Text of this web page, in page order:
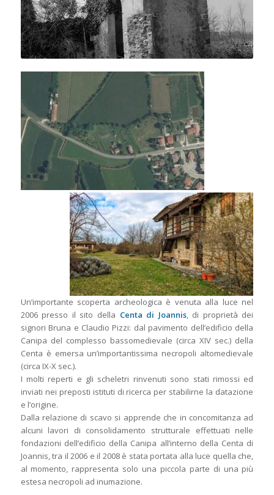
Un’importante scoperta archeologica è venuta alla luce nel
2006 presso il sito della Centa di Joannis, di proprietà dei
signori Bruna e Claudio Pizzi: dal pavimento dell’edificio della
Canipa del complesso bassomedievale (circa XIV sec.) della
Centa è emersa un’importantissima necropoli altomedievale
(circa IX-X sec.).
I molti reperti e gli scheletri rinvenuti sono stati rimossi ed
inviati nei preposti istituti di ricerca per stabilirne la datazione
e l’origine.
Dalla relazione di scavo si apprende che in concomitanza ad
alcuni lavori di consolidamento strutturale effettuati nelle
fondazioni dell’edificio della Canipa all’interno della Centa di
Joannis, tra il 2006 e il 2008 è stata portata alla luce quella che,
al momento, rappresenta solo una piccola parte di una più
estesa necropoli ad inumazione.